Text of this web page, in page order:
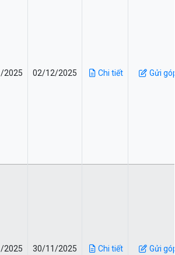
2025 02/12/2025 Chi tiết Gửi
2025 30/11/2025 Chi tiết Gửi